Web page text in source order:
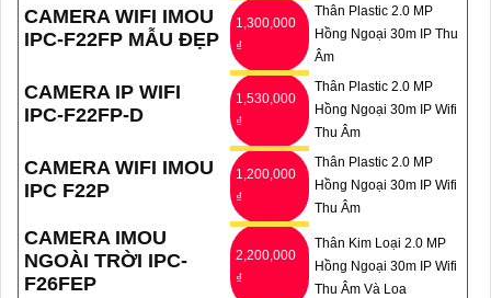
Hy vọng những lời khuyên trên sẽ giúp bạn lựa chọn được một
chiếc Camera Wifi Imou Giá Rẻ hoàn hảo!
CAMERA WIFI IMOU
IPC-F22FP MẪU ĐẸP
1,300,000
₫
Thân Plastic 2.0 MP
Hồng Ngoại 30m IP Thu
Âm
CAMERA IP WIFI
IPC-F22FP-D
1,530,000
₫
Thân Plastic 2.0 MP
Hồng Ngoại 30m IP Wifi
Thu Âm
CAMERA WIFI IMOU
IPC F22P
1,200,000
₫
Thân Plastic 2.0 MP
Hồng Ngoại 30m IP Wifi
Thu Âm
CAMERA IMOU
NGOÀI TRỜI IPC-
F26FEP
2,200,000
₫
Thân Kim Loại 2.0 MP
Hồng Ngoại 30m IP Wifi
Thu Âm Và Loa